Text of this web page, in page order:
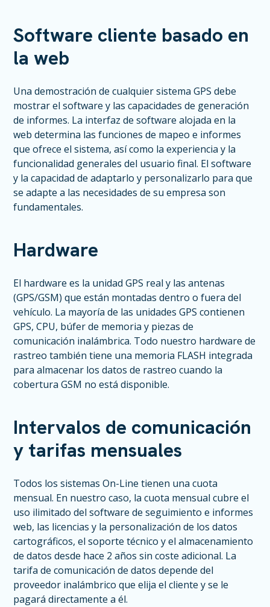
Software cliente basado en
la web
Una demostración de cualquier sistema GPS debe
mostrar el software y las capacidades de generación
de informes. La interfaz de software alojada en la
web determina las funciones de mapeo e informes
que ofrece el sistema, así como la experiencia y la
funcionalidad generales del usuario final. El software
y la capacidad de adaptarlo y personalizarlo para que
se adapte a las necesidades de su empresa son
fundamentales.
Hardware
El hardware es la unidad GPS real y las antenas
(GPS/GSM) que están montadas dentro o fuera del
vehículo. La mayoría de las unidades GPS contienen
GPS, CPU, búfer de memoria y piezas de
comunicación inalámbrica. Todo nuestro hardware de
rastreo también tiene una memoria FLASH integrada
para almacenar los datos de rastreo cuando la
cobertura GSM no está disponible.
Intervalos de comunicación
y tarifas mensuales
Todos los sistemas On-Line tienen una cuota
mensual. En nuestro caso, la cuota mensual cubre el
uso ilimitado del software de seguimiento e informes
web, las licencias y la personalización de los datos
cartográficos, el soporte técnico y el almacenamiento
de datos desde hace 2 años sin coste adicional. La
tarifa de comunicación de datos depende del
proveedor inalámbrico que elija el cliente y se le
pagará directamente a él.